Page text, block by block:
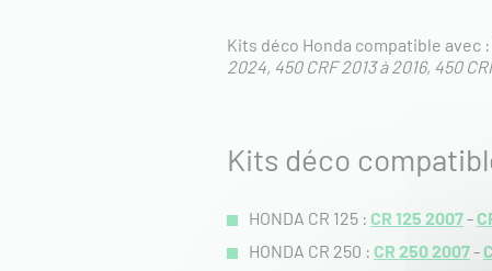
Kits déco Honda compatible avec :
2024 450 CRF 2013 à 2016 450
Kits déco
HONDA CR 125 : CR 125 2007-
HONDA CR 250 : CR 250 2007-